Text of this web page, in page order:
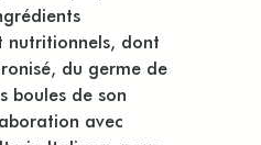
nutritionnels, dont
du germe de
boules de son
avec